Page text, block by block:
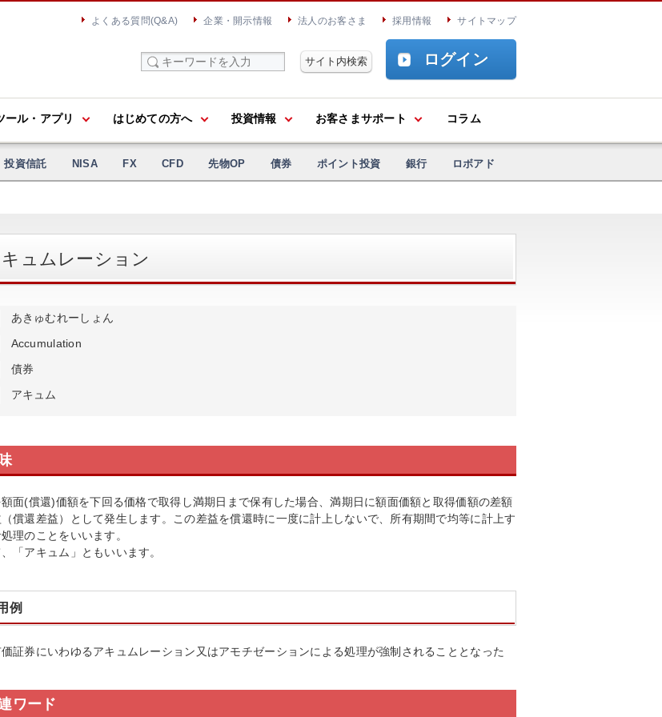
よくある質問(Q&A) 企業・開示情報 法人のお客さま 採用情報 サイトマップ
ログイン
ール・アプリ はじめての方へ 投資情報 お客さまサポート コラム
投資信託 NISA FX CFD 先物OP 債券 ポイント投資 銀行 ロボアド
ュムレーション
あきゅむれーしょん
Accumulation
債券
アキュム
面(償還)価額を下回る価格で取得し満期日まで保有した場合、満期日に額面価額と取得価額の差額
償還差益）として発生します。この差益を償還時に一度に計上しないで、所有期間で均等に計上す
理のことをいいます。
「アキュム」ともいいます。
例
証券にいわゆるアキュムレーション又はアモチゼーションによる処理が強制されることとなった
ワード